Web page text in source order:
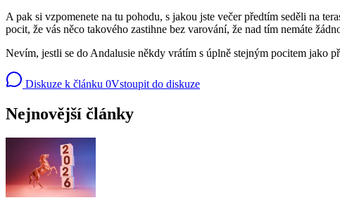
A pak si vzpomenete na tu pohodu, s jakou jste večer předtím seděli na
pocit, že vás něco takového zastihne bez varování, že nad tím nemáte
Nevím, jestli se do Andalusie někdy vrátím s úplně stejným pocitem jako
Diskuze k článku 0Vstoupit do diskuze
Nejnovější články